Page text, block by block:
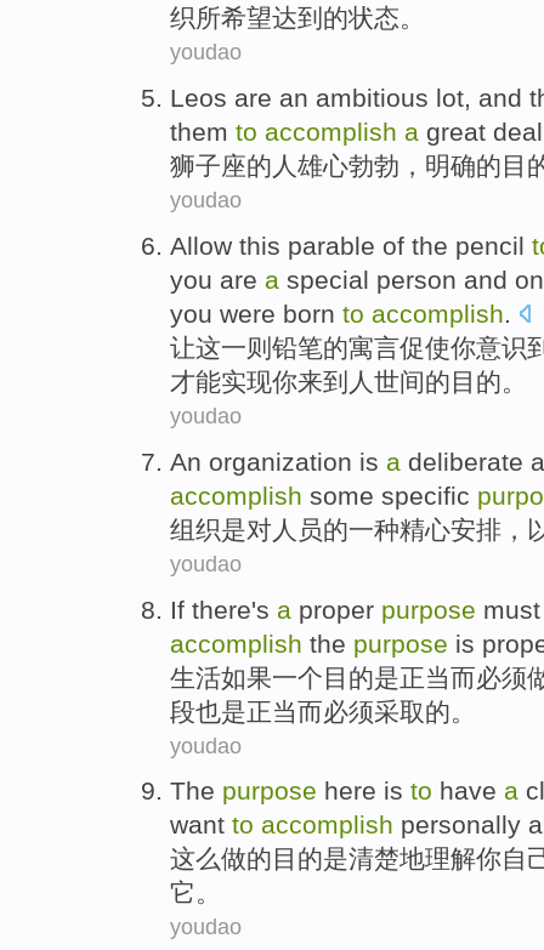
织所希望达到 的状态。
youdao
Leos are an ambitious lot, and
them to accomplish a great
狮子座的 人 雄心勃勃，明确的目
youdao
Allow this parable of the pencil
you are a special person and
you were born to accomplish.
让这一则 铅笔的寓言促使你意识
才能实现你来到 人世间的目的。
youdao
An organization is a deliberate
accomplish some specific
组织是对人员的一种精心安排 ，
youdao
If there's a proper purpose must
accomplish the purpose is
生活如果一个目的是正当而必须
段也是正当而必须采取的。
youdao
The purpose here is to have a
want to accomplish personally
这么做的目的是清楚地理解你自
它。
youdao